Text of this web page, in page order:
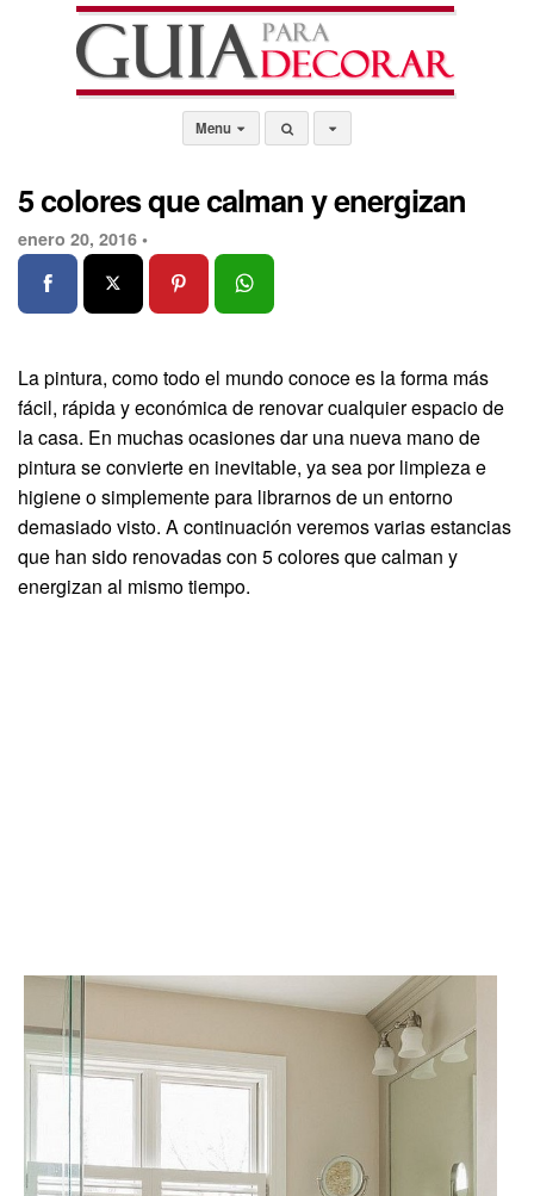
Menu
5 colores que calman y energizan
enero 20, 2016 •
La pintura, como todo el mundo conoce es la forma más
fácil, rápida y económica de renovar cualquier espacio de
la casa. En muchas ocasiones dar una nueva mano de
pintura se convierte en inevitable, ya sea por limpieza e
higiene o simplemente para librarnos de un entorno
demasiado visto. A continuación veremos varias estancias
que han sido renovadas con 5 colores que calman y
energizan al mismo tiempo.